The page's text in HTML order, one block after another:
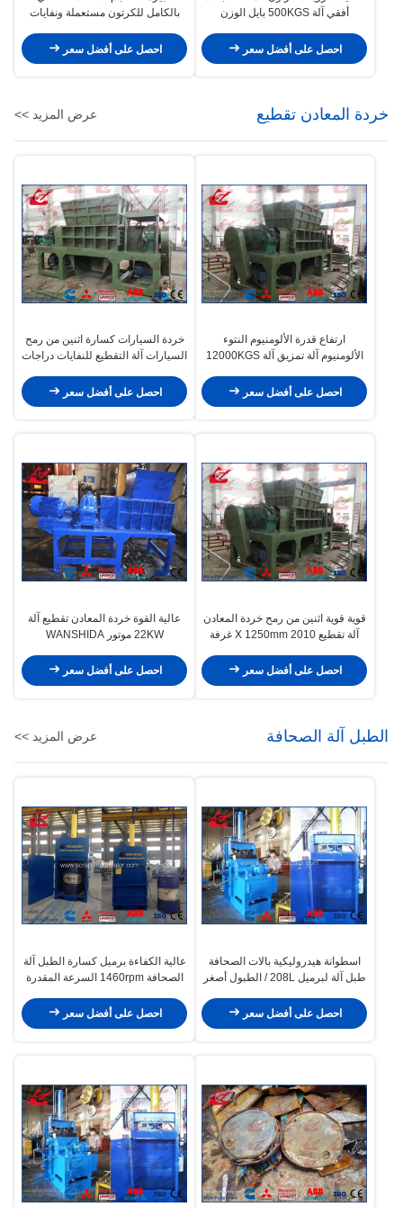
أفقي آلة 500KGS بايل الوزن
احصل على أفضل سعر
بالكامل للكرتون مستعملة ونفايات
احصل على أفضل سعر
خردة المعادن تقطيع عرض المزيد >>
ارتفاع قدرة الألومنيوم النتوء
الألومنيوم آلة تمزيق آلة 12000KGS
احصل على أفضل سعر
خردة السيارات كسارة اثنين من رمح
السيارات آلة التقطيع للنفايات دراجات
احصل على أفضل سعر
قوية قوية اثنين من رمح خردة المعادن
آلة تقطيع 2010 X 1250mm غرفة
احصل على أفضل سعر
عالية القوة خردة المعادن تقطيع آلة
22KW موتور WANSHIDA
احصل على أفضل سعر
الطبل آلة الصحافة عرض المزيد >>
اسطوانة هيدروليكية بالات الصحافة
طبل آلة لبرميل 208L / الطبول أصغر
احصل على أفضل سعر
عالية الكفاءة برميل كسارة الطبل آلة
الصحافة 1460rpm السرعة المقدرة
احصل على أفضل سعر